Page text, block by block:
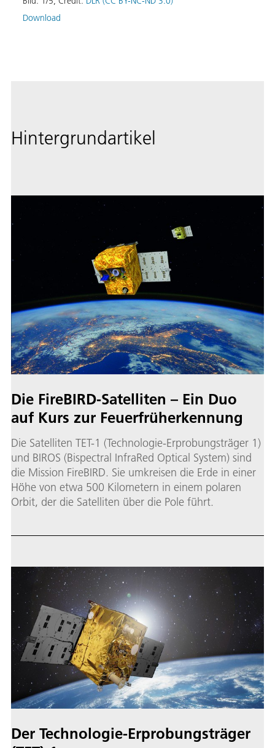
Download
Hintergrundartikel
Die FireBIRD-Satelliten – Ein Duo
auf Kurs zur Feuer­früh­erkennung
Die Satelliten TET-1 (Technologie-Erprobungsträger 1)
und BIROS (Bispectral InfraRed Optical System) sind
die Mission FireBIRD. Sie umkreisen die Erde in einer
Höhe von etwa 500 Kilometern in einem polaren
Orbit, der die Satelliten über die Pole führt.
Der Technologie-Erprobungsträger